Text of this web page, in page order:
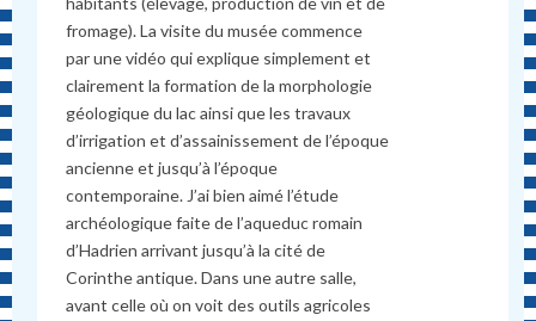
fromage). La visite du musée commence
par une vidéo qui explique simplement et
clairement la formation de la morphologie
géologique du lac ainsi que les travaux
d’irrigation et d’assainissement de l’époque
ancienne et jusqu’à l’époque
contemporaine. J’ai bien aimé l’étude
archéologique faite de l’aqueduc romain
d’Hadrien arrivant jusqu’à la cité de
Corinthe antique. Dans une autre salle,
avant celle où on voit des outils agricoles